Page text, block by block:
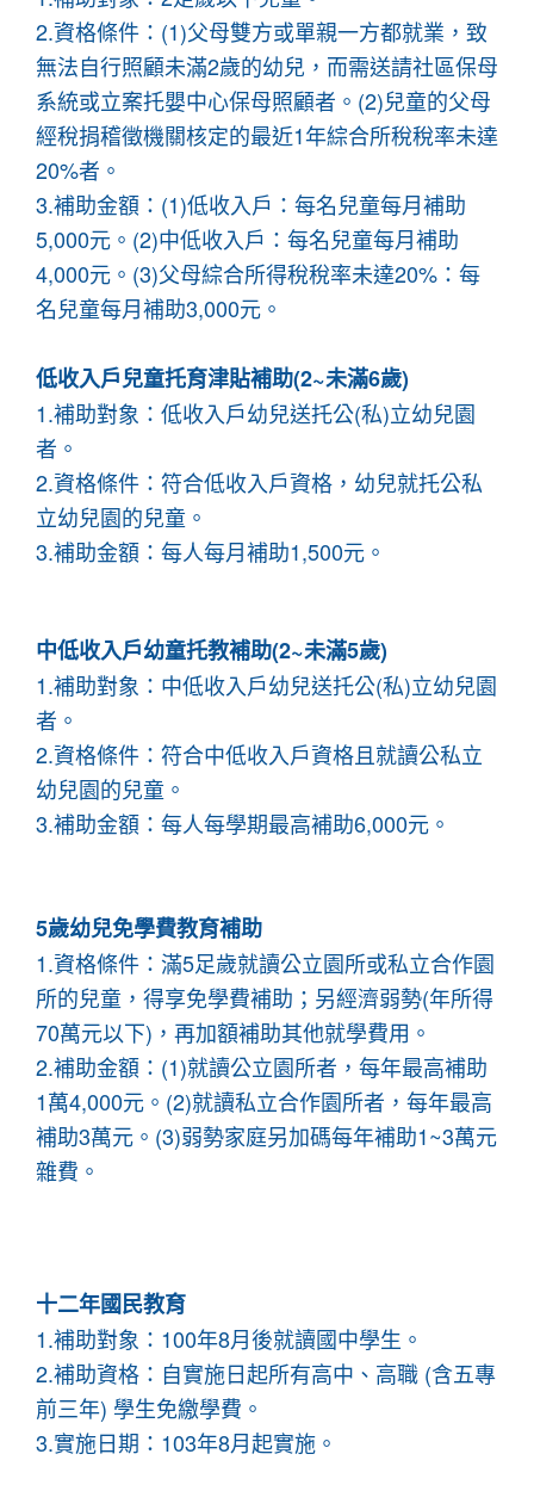
2.資格條件：(1)父母雙方或單親一方都就業，致
無法自行照顧未滿2歲的幼兒，而需送請社區保母
系統或立案托嬰中心保母照顧者。(2)兒童的父母
經稅捐稽徵機關核定的最近1年綜合所稅稅率未達
20%者。
3.補助金額：(1)低收入戶：每名兒童每月補助
5,000元。(2)中低收入戶：每名兒童每月補助
4,000元。(3)父母綜合所得稅稅率未達20%：每
名兒童每月補助3,000元。
低收入戶兒童托育津貼補助(2~未滿6歲)
1.補助對象：低收入戶幼兒送托公(私)立幼兒園
者。
2.資格條件：符合低收入戶資格，幼兒就托公私
立幼兒園的兒童。
3.補助金額：每人每月補助1,500元。
中低收入戶幼童托教補助(2~未滿5歲)
1.補助對象：中低收入戶幼兒送托公(私)立幼兒園
者。
2.資格條件：符合中低收入戶資格且就讀公私立
幼兒園的兒童。
3.補助金額：每人每學期最高補助6,000元。
5歲幼兒免學費教育補助
1.資格條件：滿5足歲就讀公立園所或私立合作園
所的兒童，得享免學費補助；另經濟弱勢(年所得
70萬元以下)，再加額補助其他就學費用。
2.補助金額：(1)就讀公立園所者，每年最高補助
1萬4,000元。(2)就讀私立合作園所者，每年最高
補助3萬元。(3)弱勢家庭另加碼每年補助1~3萬元
雜費。
十二年國民教育
1.補助對象：100年8月後就讀國中學生。
2.補助資格：自實施日起所有高中、高職 (含五專
前三年) 學生免繳學費。
3.實施日期：103年8月起實施。